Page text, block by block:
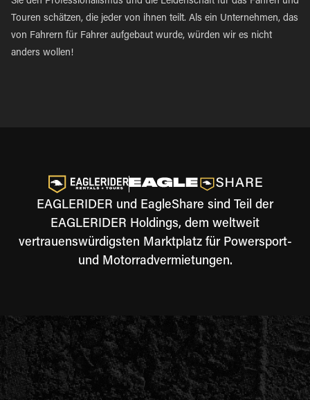
Touren schätzen, die jeder von ihnen teilt. Als ein Unternehmen, das
von Fahrern für Fahrer aufgebaut wurde, würden wir es nicht
anders wollen!
EAGLERIDER und EagleShare sind Teil der
EAGLERIDER Holdings, dem weltweit
vertrauenswürdigsten Marktplatz für Powersport-
und Motorradvermietungen.